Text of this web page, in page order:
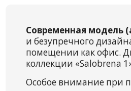
Современная модель
и безупречного
помещении как офис.
коллекции «Salobrena
Особое внимание при